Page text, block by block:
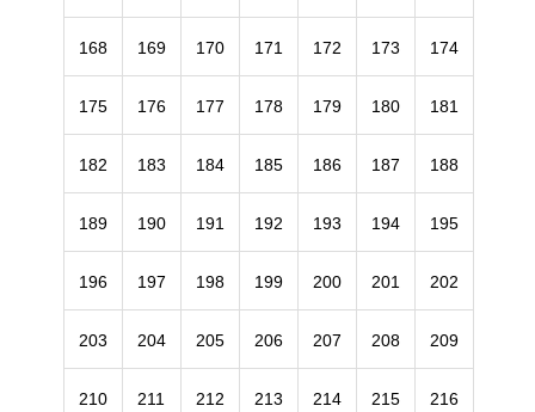
168 169 170 171 172 173 174
175 176 177 178 179 180 181
182 183 184 185 186 187 188
189 190 191 192 193 194 195
196 197 198 199 200 201 202
203 204 205 206 207 208 209
210 211 212 213 214 215 216